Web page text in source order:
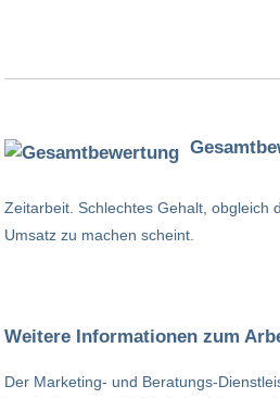
Zeitarbeit. Schlechtes Gehalt, obgleich
Umsatz zu machen scheint.
Weitere Informationen zum
Der Marketing- und Beratungs-